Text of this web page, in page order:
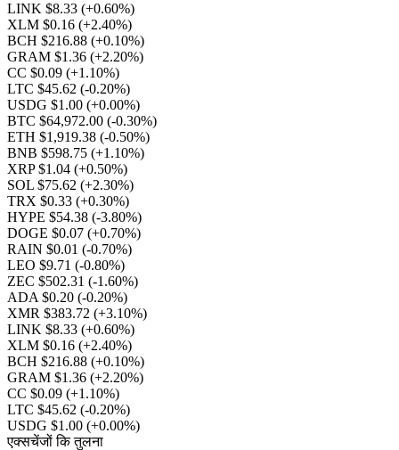
LINK $8.33 (+0.60%)
XLM $0.16 (+2.40%)
BCH $216.88 (+0.10%)
GRAM $1.36 (+2.20%)
CC $0.09 (+1.10%)
LTC $45.62 (-0.20%)
USDG $1.00 (+0.00%)
BTC $64,972.00 (-0.30%)
ETH $1,919.38 (-0.50%)
BNB $598.75 (+1.10%)
XRP $1.04 (+0.50%)
SOL $75.62 (+2.30%)
TRX $0.33 (+0.30%)
HYPE $54.38 (-3.80%)
DOGE $0.07 (+0.70%)
RAIN $0.01 (-0.70%)
LEO $9.71 (-0.80%)
ZEC $502.31 (-1.60%)
ADA $0.20 (-0.20%)
XMR $383.72 (+3.10%)
LINK $8.33 (+0.60%)
XLM $0.16 (+2.40%)
BCH $216.88 (+0.10%)
GRAM $1.36 (+2.20%)
CC $0.09 (+1.10%)
LTC $45.62 (-0.20%)
USDG $1.00 (+0.00%)
एक्सचेंजों कि तुलना